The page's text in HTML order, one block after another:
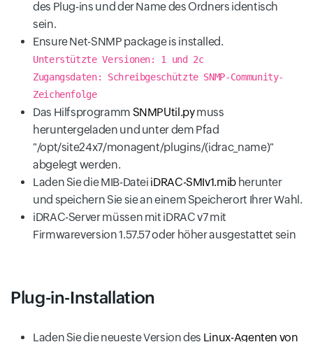
des Plug-ins und der Name des Ordners identisch
sein.
Ensure Net-SNMP package is installed.
Unterstützte Versionen: 1 und 2c
Zugangsdaten: Schreibgeschützte SNMP-Community-
Zeichenfolge
Das Hilfsprogramm SNMPUtil.pymuss
heruntergeladen und unter dem Pfad
"/opt/site24x7/monagent/plugins/(idrac_name)"
abgelegt werden.
Laden Sie die MIB-Datei iDRAC-SMIv1.mibherunter
und speichern Sie sie an einem Speicherort Ihrer Wahl.
iDRAC-Server müssen mit iDRAC v7 mit
Firmwareversion 1.57.57 oder höher ausgestattet sein
Plug-in-Installation
Laden Sie die neueste Version des Linux-Agenten von